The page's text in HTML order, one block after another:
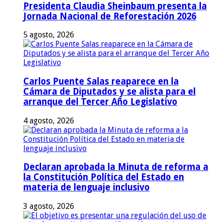
Presidenta Claudia Sheinbaum presenta la
Jornada Nacional de Reforestación 2026
5 agosto, 2026
Carlos Puente Salas reaparece en la
Cámara de Diputados y se alista para el
arranque del Tercer Año Legislativo
4 agosto, 2026
Declaran aprobada la Minuta de reforma a
la Constitución Política del Estado en
materia de lenguaje inclusivo
3 agosto, 2026